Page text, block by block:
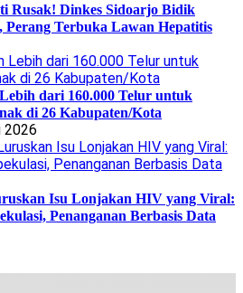
Rusak! Dinkes Sidoarjo Bidik
Perang Terbuka Lawan Hepatitis
dari 160.000 Telur untuk
di 26 Kabupaten/Kota
2026
Isu Lonjakan HIV yang Viral:
Penanganan Berbasis Data